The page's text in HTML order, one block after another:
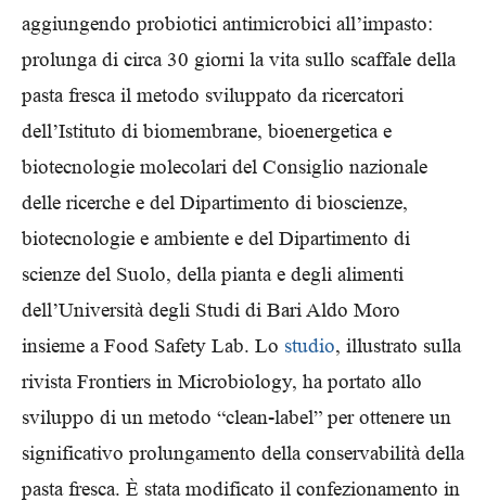
aggiungendo probiotici antimicrobici all’impasto:
prolunga di circa 30 giorni la vita sullo scaffale della
pasta fresca il metodo sviluppato da ricercatori
dell’Istituto di biomembrane, bioenergetica e
biotecnologie molecolari del Consiglio nazionale
delle ricerche e del Dipartimento di bioscienze,
biotecnologie e ambiente e del Dipartimento di
scienze del Suolo, della pianta e degli alimenti
dell’Università degli Studi di Bari Aldo Moro
insieme a Food Safety Lab. Lo studio, illustrato sulla
rivista Frontiers in Microbiology, ha portato allo
sviluppo di un metodo “clean-label” per ottenere un
significativo prolungamento della conservabilità della
pasta fresca. È stata modificato il confezionamento in